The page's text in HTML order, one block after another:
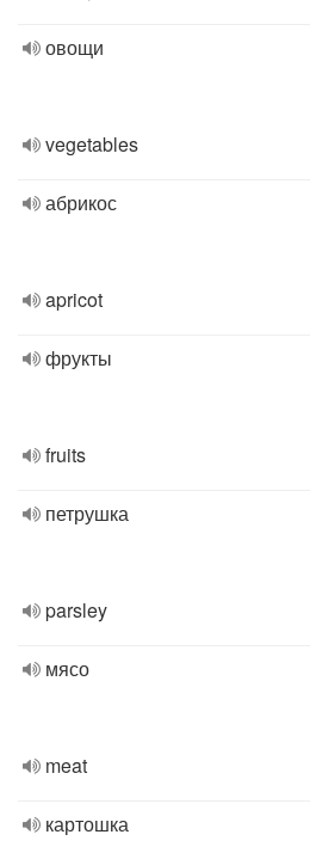
овощи
vegetables
абрикос
apricot
фрукты
fruits
петрушка
parsley
мясо
meat
картошка